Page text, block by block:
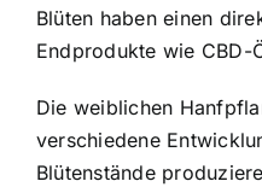
Blüten haben einen
Endprodukte wie CBD-
Die weiblichen
verschiedene
Blütenstände